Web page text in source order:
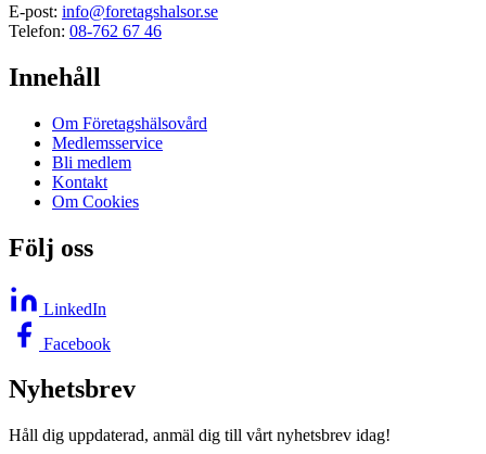
E-post: info@foretagshalsor.se
Telefon: 08-762 67 46
Innehåll
Om Företagshälsovård
Medlemsservice
Bli medlem
Kontakt
Om Cookies
Följ oss
LinkedIn
Facebook
Nyhetsbrev
Håll dig uppdaterad, anmäl dig till vårt nyhetsbrev idag!